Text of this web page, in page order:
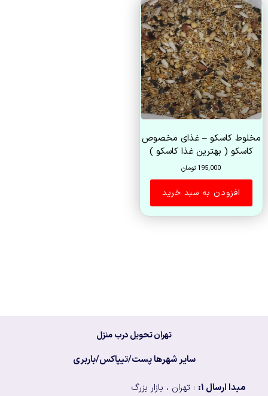
مخلوط کاسکو – غذای مخصوص
کاسکو ( بهترین غذا کاسکو )
195,000 تومان
افزودن به سبد خرید
تهران تحویل درب منزل
سایر شهرها پست/تیپاکس/باربری
مبدا ارسال ۱: : تهران ، بازار بزرگ